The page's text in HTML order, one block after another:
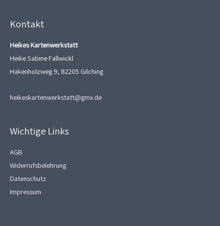
Kontakt
Heikes Kartenwerkstatt
Heike Sabine Fallwickl
Hakenholzweg 9, 82205 Gilching
heikeskartenwerkstatt@gmx.de
Wichtige Links
AGB
Widerrufsbelehrung
Datenschutz
Impressum